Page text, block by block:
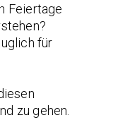
Feiertage
für
zu gehen.